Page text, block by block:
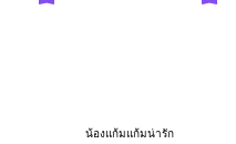
น้องแก้มแก้มน่ารัก